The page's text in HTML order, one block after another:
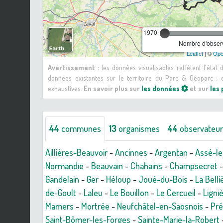
1970
Nombre
Leaflet| ©
Avertissement : les données visualisables reflètent l'état
données existantes sur le territoire du Parc & Géoparc :
exhaustives. En savoir plus sur les données et sur les
44 communes 13 organismes 44
Aillières-Beauvoir-Ancinnes -Argentan -Assé-
Normandie - Beauvain - Chahains - Champsecret
Gandelain - Ger- Héloup - Joué-du-Bois - La
de-Goult- Laleu - Le Bouillon - Le Cercueil -
Mamers - Mortrée - Neufchâtel-en-Saosnois -
Saint-Bômer-les-Forges -Sainte-Marie-la-Robert